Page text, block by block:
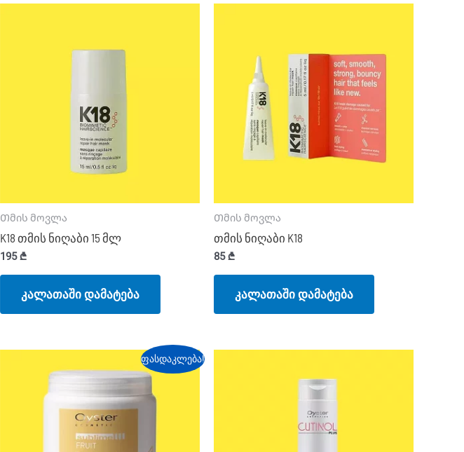
Თმის მოვლა
K18 თმის ნიღაბი 15 მლ
195₾
კალათაში დამატება
Თმის მოვლა
თმის ნიღაბი K18
85₾
კალათაში დამატება
ფასდაკლება!